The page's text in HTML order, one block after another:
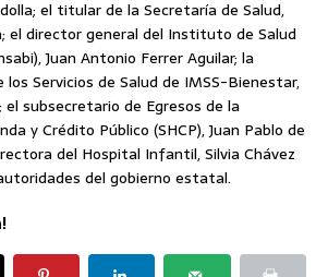
el titular de la Secretaría de Salud,
el director general del Instituto de Salud
Juan Antonio Ferrer Aguilar; la
Servicios de Salud de IMSS-Bienestar,
el subsecretario de Egresos de la
y Crédito Público (SHCP), Juan Pablo de
del Hospital Infantil, Silvia Chávez
del gobierno estatal.